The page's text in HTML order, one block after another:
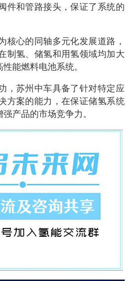
件和管路接头，保证了系统的
核心的同轴多元化发展道路，
制氢、储氢和用氢领域均加大
能燃料电池系统。
，苏州中车具备了针对特定应
方案的能力，在保证储氢系统
产品的市场竞争力。